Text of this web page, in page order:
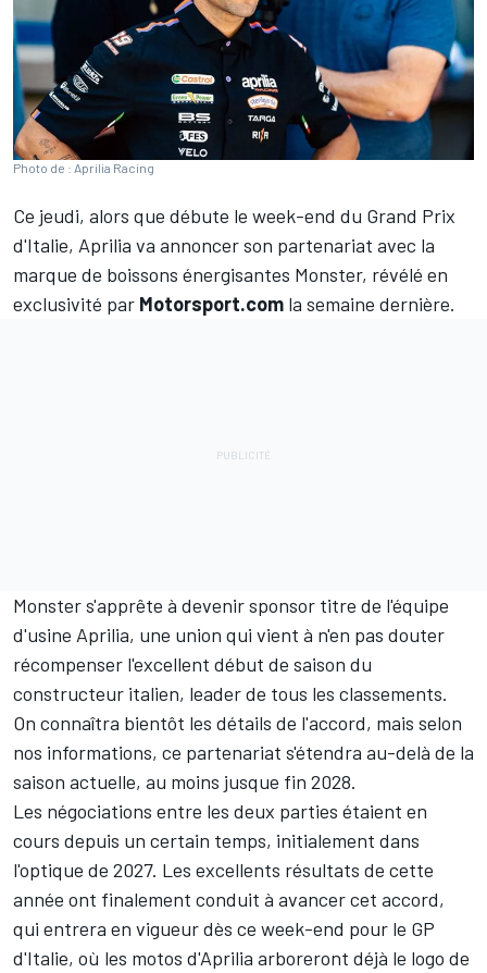
Photo de : Aprilia Racing
Ce jeudi, alors que débute le week-end du Grand Prix
d'Italie, Aprilia va annoncer son partenariat avec la
marque de boissons énergisantes Monster, révélé en
exclusivité par Motorsport.com la semaine dernière.
Monster s'apprête à devenir sponsor titre de l'équipe
d'usine Aprilia, une union qui vient à n'en pas douter
récompenser l'excellent début de saison du
constructeur italien, leader de tous les classements.
On connaîtra bientôt les détails de l'accord, mais selon
nos informations, ce partenariat s'étendra au-delà de la
saison actuelle, au moins jusque fin 2028.
Les négociations entre les deux parties étaient en
cours depuis un certain temps, initialement dans
l'optique de 2027. Les excellents résultats de cette
année ont finalement conduit à avancer cet accord,
qui entrera en vigueur dès ce week-end pour le GP
d'Italie, où les motos d'Aprilia arboreront déjà le logo de